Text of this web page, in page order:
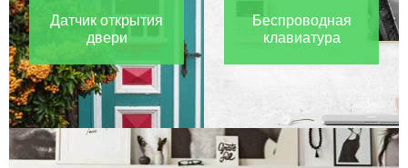
Датчик открытия
двери
Беспроводная
клавиатура